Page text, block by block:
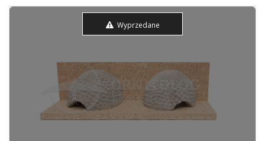
Wyprzedane